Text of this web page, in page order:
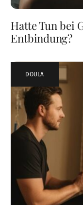
Hatte Tun bei
Entbindung?
DOULA